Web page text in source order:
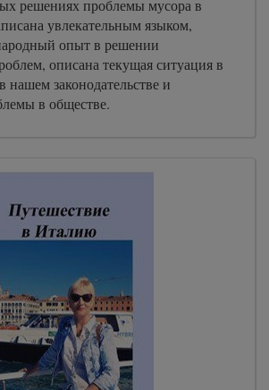
решениях проблемы мусора в
увлекательным языком,
опыт в решении
описана текущая ситуация в
законодательстве и
в обществе.